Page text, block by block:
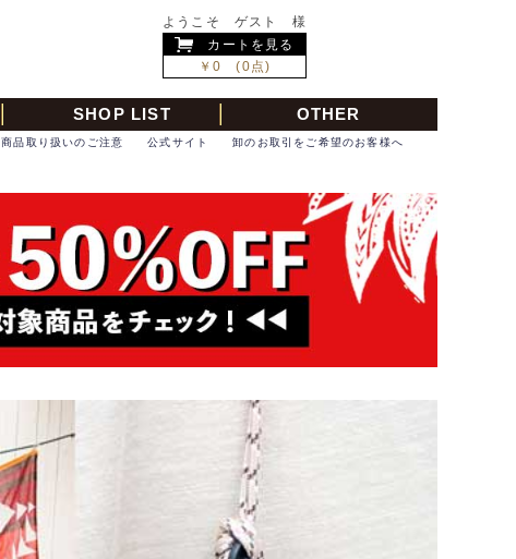
ようこそ ゲスト 様
カートを見る
￥0 (0点)
SHOP LIST OTHER
卸のお取引をご希望のお客様へ
公式サイト
商品取り扱いのご注意